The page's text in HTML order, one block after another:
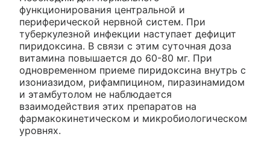
функционирования центральной и
периферической нервной систем. При
туберкулезной инфекции наступает дефицит
пиридоксина. В связи с этим суточная доза
витамина повышается до 60-80 мг. При
одновременном приеме пиридоксина внутрь с
изониазидом, рифампицином, пиразинамидом
и этамбутолом не наблюдается
взаимодействия этих препаратов на
фармакокинетическом и микробиологическом
уровнях.